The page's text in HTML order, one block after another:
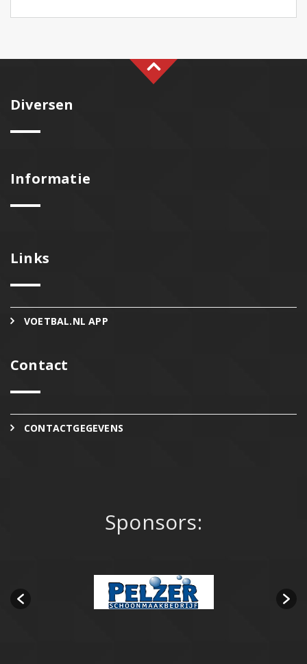
Diversen
Informatie
Links
VOETBAL.NL APP
Contact
CONTACTGEGEVENS
Sponsors: